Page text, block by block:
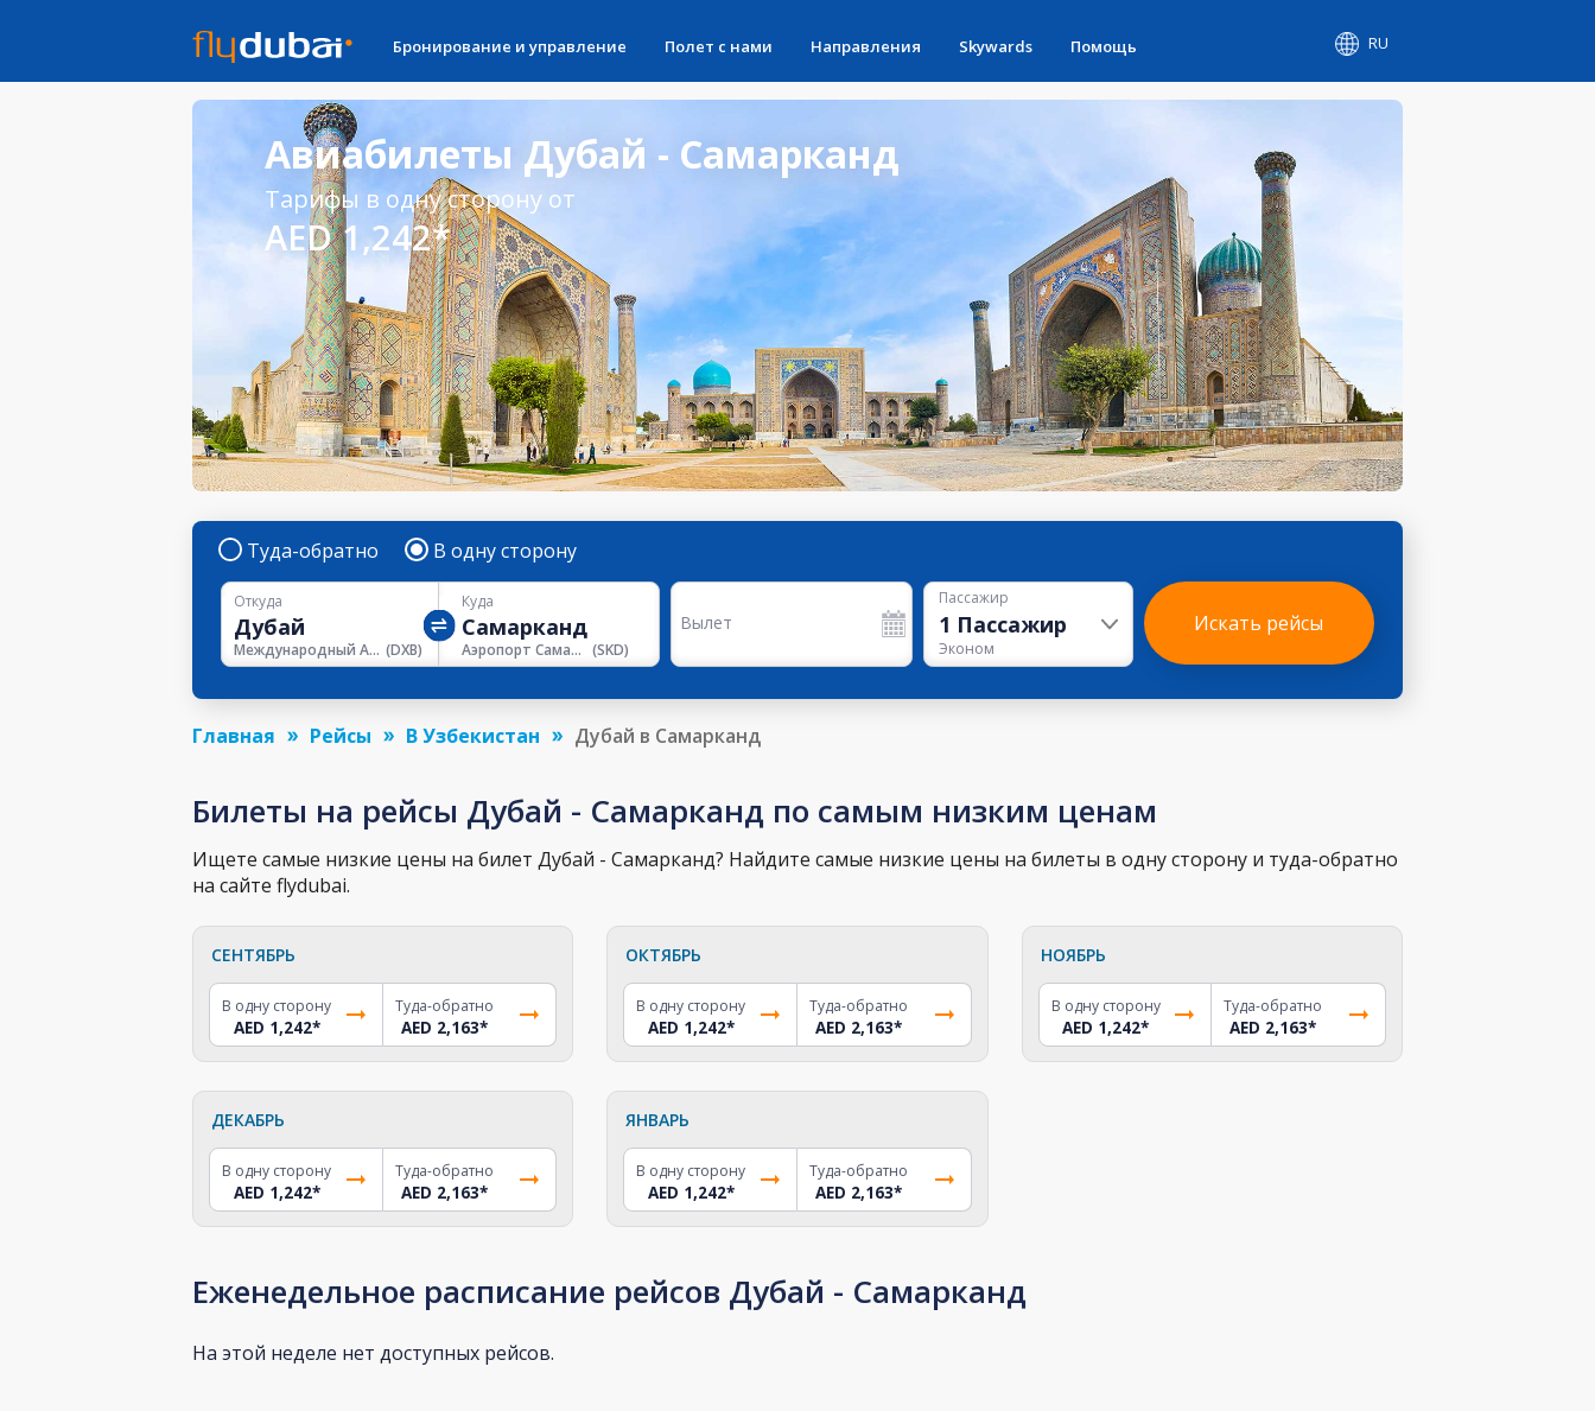
Бронирование и управление Полет с нами Направления Skywards Помощь RU
Авиабилеты Дубай - Самарканд
Тарифы в одну сторону от
AED 1,242*
Туда-обратно В одну сторону
Откуда
Международный Аэропорт Дубая (DXB)
Куда
Аэропорт Самарканд (SKD)
Вылет
Пассажир
1 Пассажир
Эконом
Искать рейсы
Главная Рейсы В Узбекистан Дубай в Самарканд
Билеты на рейсы Дубай - Самарканд по самым низким ценам
Ищете самые низкие цены на билет Дубай - Самарканд? Найдите самые низкие цены на билеты в одну сторону и туда-обратно
на сайте flydubai.
СЕНТЯБРЬ
В одну сторону
AED 1,242*
Туда-обратно
AED 2,163*
ОКТЯБРЬ
В одну сторону
AED 1,242*
Туда-обратно
AED 2,163*
НОЯБРЬ
В одну сторону
AED 1,242*
Туда-обратно
AED 2,163*
ДЕКАБРЬ
В одну сторону
AED 1,242*
Туда-обратно
AED 2,163*
ЯНВАРЬ
В одну сторону
AED 1,242*
Туда-обратно
AED 2,163*
Еженедельное расписание рейсов Дубай - Самарканд
На этой неделе нет доступных рейсов.